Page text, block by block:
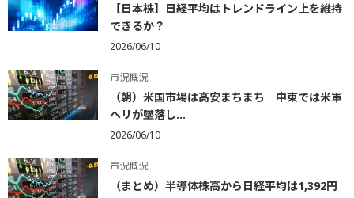
【日本株】日経平均はトレンドライン上を維持
できるか？
2026/06/10
市況概況
（朝）米国市場は高安まちまち 中東では米軍
ヘリが墜落し...
2026/06/10
市況概況
（まとめ）半導体株高から日経平均は1,392円